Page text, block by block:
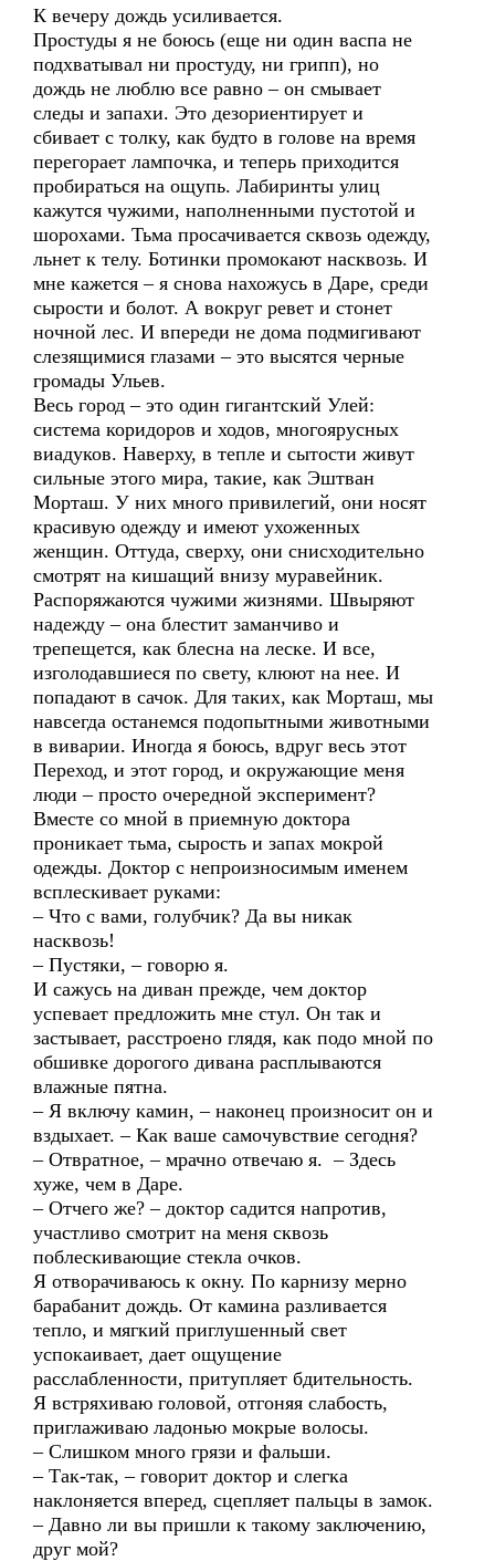
К вечеру дождь усиливается.
Простуды я не боюсь (еще ни один васпа не
подхватывал ни простуду, ни грипп), но
дождь не люблю все равно – он смывает
следы и запахи. Это дезориентирует и
сбивает с толку, как будто в голове на время
перегорает лампочка, и теперь приходится
пробираться на ощупь. Лабиринты улиц
кажутся чужими, наполненными пустотой и
шорохами. Тьма просачивается сквозь одежду,
льнет к телу. Ботинки промокают насквозь. И
мне кажется – я снова нахожусь в Даре, среди
сырости и болот. А вокруг ревет и стонет
ночной лес. И впереди не дома подмигивают
слезящимися глазами – это высятся черные
громады Ульев.
Весь город – это один гигантский Улей:
система коридоров и ходов, многоярусных
виадуков. Наверху, в тепле и сытости живут
сильные этого мира, такие, как Эштван
Морташ. У них много привилегий, они носят
красивую одежду и имеют ухоженных
женщин. Оттуда, сверху, они снисходительно
смотрят на кишащий внизу муравейник.
Распоряжаются чужими жизнями. Швыряют
надежду – она блестит заманчиво и
трепещется, как блесна на леске. И все,
изголодавшиеся по свету, клюют на нее. И
попадают в сачок. Для таких, как Морташ, мы
навсегда останемся подопытными животными
в виварии. Иногда я боюсь, вдруг весь этот
Переход, и этот город, и окружающие меня
люди – просто очередной эксперимент?
Вместе со мной в приемную доктора
проникает тьма, сырость и запах мокрой
одежды. Доктор с непроизносимым именем
всплескивает руками:
– Что с вами, голубчик? Да вы никак
насквозь!
– Пустяки, – говорю я.
И сажусь на диван прежде, чем доктор
успевает предложить мне стул. Он так и
застывает, расстроено глядя, как подо мной по
обшивке дорогого дивана расплываются
влажные пятна.
– Я включу камин, – наконец произносит он и
вздыхает. – Как ваше самочувствие сегодня?
– Отвратное, – мрачно отвечаю я. – Здесь
хуже, чем в Даре.
– Отчего же? – доктор садится напротив,
участливо смотрит на меня сквозь
поблескивающие стекла очков.
Я отворачиваюсь к окну. По карнизу мерно
барабанит дождь. От камина разливается
тепло, и мягкий приглушенный свет
успокаивает, дает ощущение
расслабленности, притупляет бдительность.
Я встряхиваю головой, отгоняя слабость,
приглаживаю ладонью мокрые волосы.
– Слишком много грязи и фальши.
– Так-так, – говорит доктор и слегка
наклоняется вперед, сцепляет пальцы в замок.
– Давно ли вы пришли к такому заключению,
друг мой?